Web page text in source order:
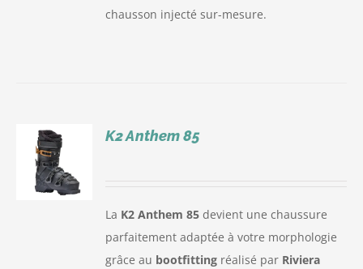
chausson injecté sur-mesure.
K2 Anthem 85
La K2 Anthem 85 devient une chaussure
parfaitement adaptée à votre morphologie
grâce au bootfitting réalisé par Riviera